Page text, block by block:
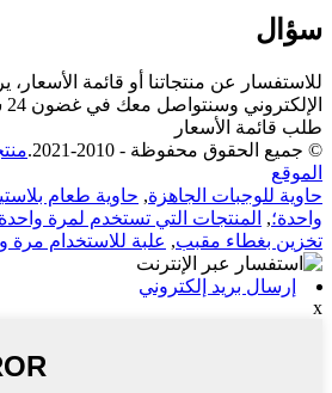
سؤال
للاستفسار عن منتجاتنا أو قائمة
الإلكتروني وسنتواصل معك في غضون 24 ساعة.
طلب قائمة الأسعار
© جميع الحقوق محفوظة - 2010-2021.
الموقع
حاوية للوجبات الجاهزة, حاوية طعام
واحدة؛, المنتجات التي تستخدم لمرة واحدة
تخزين بغطاء مقبب, علبة للاستخدام مرة
إرسال بريد إلكتروني
x